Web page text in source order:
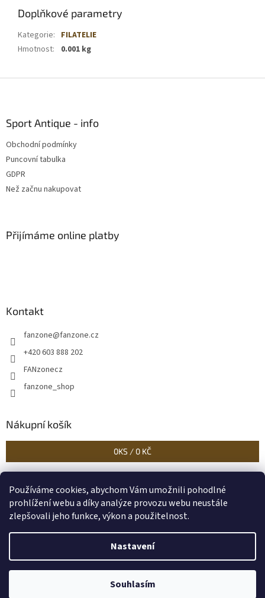
Používáme cookies, abychom Vám umožnili pohodlné
prohlížení webu a díky analýze provozu webu neustále
zlepšovali jeho funkce, výkon a použitelnost.
Nastavení
Souhlasím
Doplňkové parametry
Kategorie: FILATELIE
Hmotnost: 0.001 kg
Sport Antique - info
Obchodní podmínky
Puncovní tabulka
GDPR
Než začnu nakupovat
Přijímáme online platby
Kontakt
fanzone@fanzone.cz
+420 603 888 202
FANzonecz
fanzone_shop
Nákupní košík
0KS / 0 KČ
Historické dokumenty Linoryty - nástěnky Blog Sportantique.cz
Vytvořil Shoptet
FANzone. Všechna práva vyhrazena.